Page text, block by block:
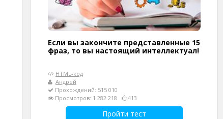
Если вы закончите представленные 15
фраз, то вы настоящий интеллектуал!
HTML-код
Андрей
Прохождений: 515 010
Просмотров: 1 282 218
413
Пройти тест